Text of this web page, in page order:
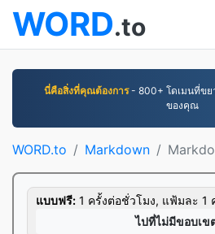
WORD.to
นี่คือสิ่งที่คุณต้องการ- 800+ โดเมนที่ข
ของคุณ
WORD.to Markdown
แบบฟรี: 1 ครั้งต่อชั่วโมง, แฟ้มละ 1
ไปที่ไม่มีขอบเข